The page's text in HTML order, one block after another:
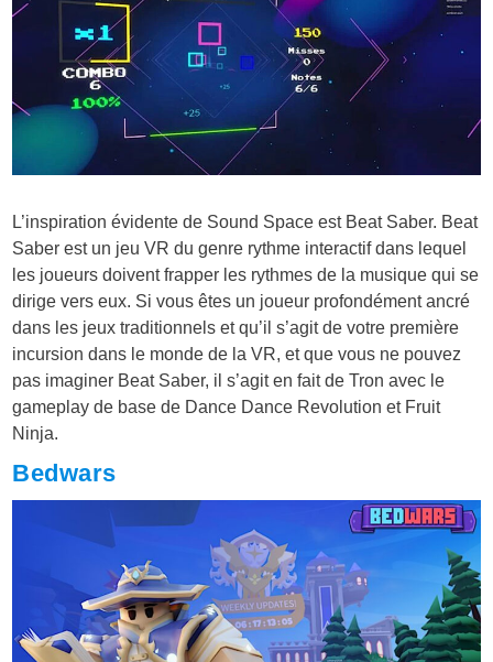
L’inspiration évidente de Sound Space est Beat Saber. Beat
Saber est un jeu VR du genre rythme interactif dans lequel
les joueurs doivent frapper les rythmes de la musique qui se
dirige vers eux. Si vous êtes un joueur profondément ancré
dans les jeux traditionnels et qu’il s’agit de votre première
incursion dans le monde de la VR, et que vous ne pouvez
pas imaginer Beat Saber, il s’agit en fait de Tron avec le
gameplay de base de Dance Dance Revolution et Fruit
Ninja.
Bedwars